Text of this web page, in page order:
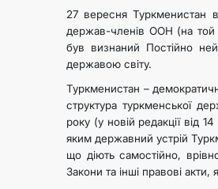
27 вересня Туркменистан
держав-членів ООН (на той
був визнаний Постійно
державою світу.
Туркменистан –
структура туркменської
року (у новій редакції від
яким державний устрій
що діють самостійно,
Закони та інші правові